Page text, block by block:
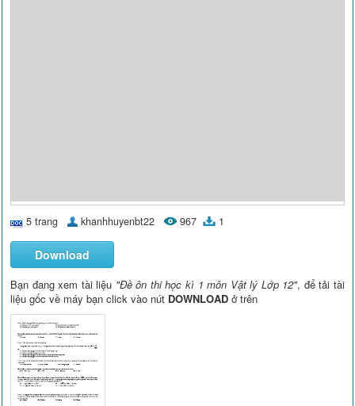
5 trang khanhhuyenbt22 967 1
Download
Bạn đang xem tài liệu "Đề ôn thi học kì 1 môn Vật lý Lớp 12", để tải tài
liệu gốc về máy bạn click vào nút DOWNLOAD ở trên